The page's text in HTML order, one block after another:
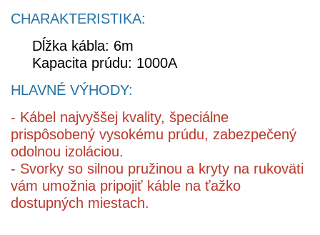
CHARAKTERISTIKA:
Dĺžka kábla: 6m
Kapacita prúdu: 1000A
HLAVNÉ VÝHODY:
- Kábel najvyššej kvality, špeciálne
prispôsobený vysokému prúdu, zabezpečený
odolnou izoláciou.
- Svorky so silnou pružinou a kryty na rukoväti
vám umožnia pripojiť káble na ťažko
dostupných miestach.